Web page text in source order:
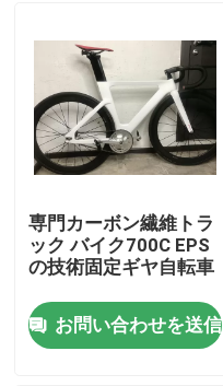
家へ
専門カーボン繊維トラ
ック バイク700C EPS
の技術固定ギヤ自転車
お問い合わせを送信